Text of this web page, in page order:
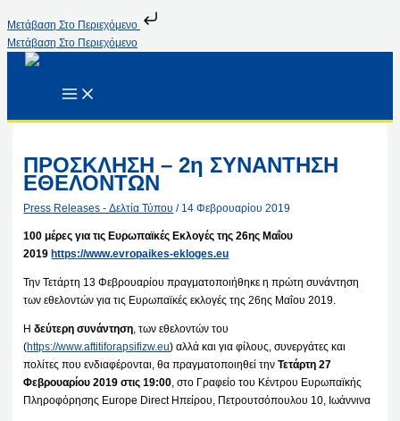
Μετάβαση Στο Περιεχόμενο
Μετάβαση Στο Περιεχόμενο
ΠΡΟΣΚΛΗΣΗ – 2η ΣΥΝΑΝΤΗΣΗ
ΕΘΕΛΟΝΤΩΝ
Press Releases - Δελτία Τύπου / 14 Φεβρουαρίου 2019
100 μέρες για τις Ευρωπαϊκές Εκλογές της 26ης Μαΐου
2019 https://www.evropaikes-ekloges.eu
Την Τετάρτη 13 Φεβρουαρίου πραγματοποιήθηκε η πρώτη συνάντηση
των εθελοντών για τις Ευρωπαϊκές εκλογές της 26ης Μαΐου 2019.
Hδεύτερη συνάντηση, των εθελοντών του
(https://www.aftitiforapsifizw.eu) αλλά και για φίλους, συνεργάτες και
πολίτες που ενδιαφέρονται, θα πραγματοποιηθεί τηνΤετάρτη 27
Φεβρουαρίου 2019 στις 19:00, στο Γραφείο του Κέντρου Ευρωπαϊκής
Πληροφόρησης Europe Direct Ηπείρου, Πετρουτσόπουλου 10, Ιωάννινα